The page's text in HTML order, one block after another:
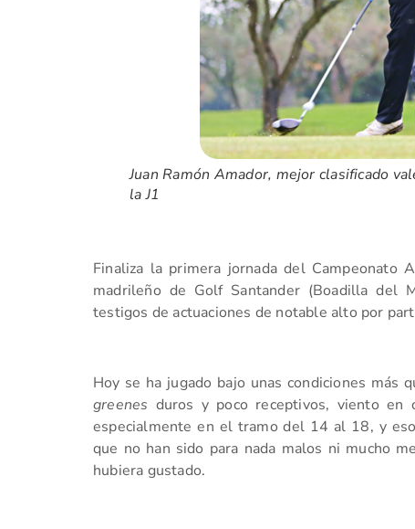
Juan Ramón Amador, mejor clasificado
la J1
Finaliza la primera jornada del Campeonato
madrileño de Golf Santander (Boadilla del
testigos de actuaciones de notable alto por
Hoy se ha jugado bajo unas condiciones más
greenes duros y poco receptivos, viento en
especialmente en el tramo del 14 al 18, y
que no han sido para nada malos ni mucho
hubiera gustado.